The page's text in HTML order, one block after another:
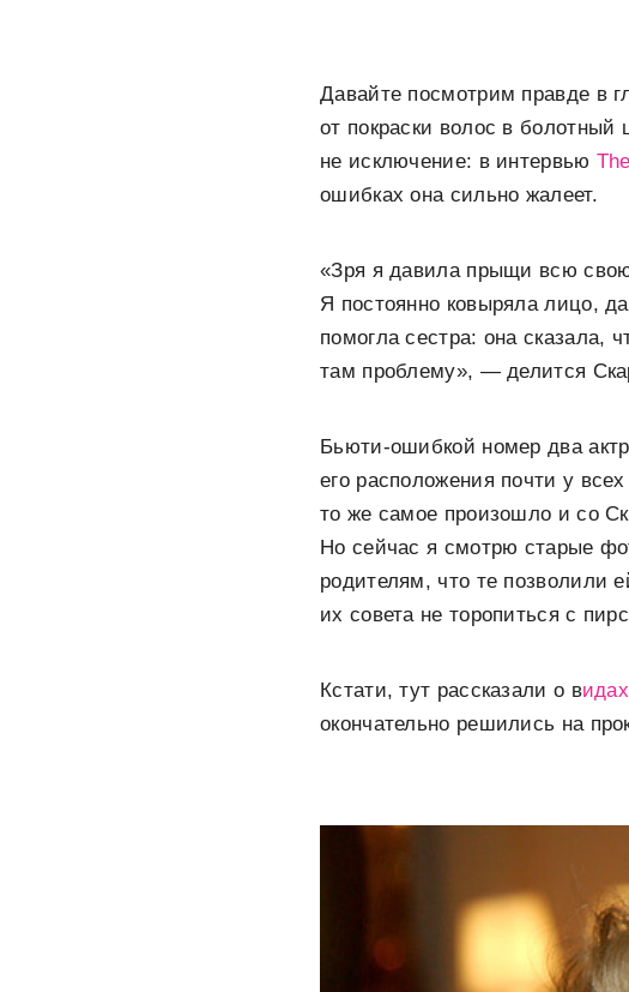
Давайте посмотрим правде в
от покраски волос в
не исключение: в интервью
ошибках она сильно жалеет.
«Зря я давила прыщи всю
Я постоянно ковыряла лицо,
помогла сестра: она сказала,
там проблему», — делится
Бьюти-ошибкой номер два
его расположения почти у
то же самое произошло и со
Но сейчас я смотрю старые
родителям, что те позволили
их совета не торопиться с
Кстати, тут рассказали о в
окончательно решились на